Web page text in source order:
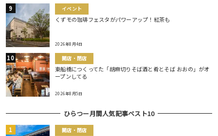
イベント
くずモの珈琲フェスタがパワーアップ！紅茶も
2026年8月4日
開店・閉店
東船橋につくってた「胡麻切りそば酒と肴とそば おおの」がオ
ープンしてる
2026年8月5日
ひらつー月間人気記事ベスト10
開店・閉店